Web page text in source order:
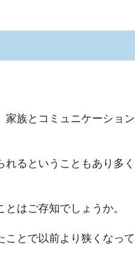
族とコミュニケーショ
るということもあり多
はご存知でしょうか。
とで以前より狭くなっ